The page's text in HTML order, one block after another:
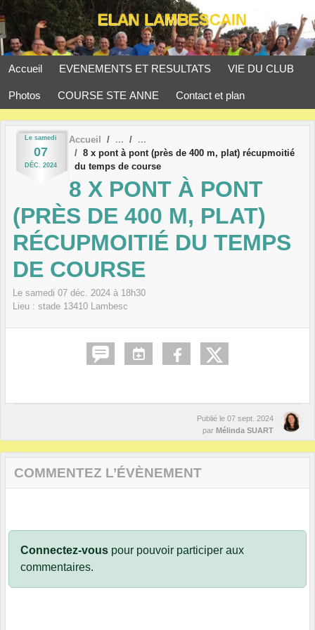
Accueil EVENEMENTS ET RESULTATS VIE DU CLUB
Photos COURSE STE ANNE Contact et plan
Le samedi
07
DÉC. 2024
Accueil
8 x pont à pont (près de 400 m, plat) récupmoitié
du temps de course
8 X PONT À PONT
(PRÈS DE 400 M, PLAT)
RÉCUPMOITIÉ DU TEMPS
DE COURSE
Le samedi 07 déc. 2024 à 18h30
Lieu : stade 13410 Lambesc
Publié le 07 sept. 2024
par Mélinda SUART
COMMENTEZ L’ÉVÈNEMENT
Connectez-vous pour pouvoir participer aux
commentaires.
Panneau de gestion des cookies